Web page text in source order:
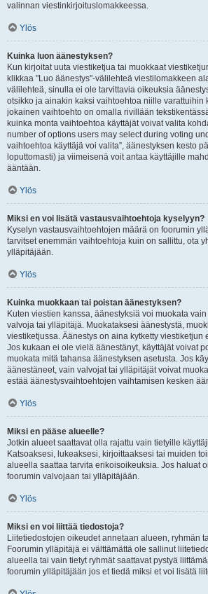
valinnan viestinkirjoituslomakkeessa.
Ylös
Kuinka luon äänestyksen?
Kun kirjoitat uuta viestiketjua tai muokkaat
klikkaa "Luo äänestys"-välilehteä viestilomakkeen
välilehteä, sinulla ei ole tarvittavia oikeuksia
otsikko ja ainakin kaksi vaihtoehtoa niille varattuihin
jokainen vaihtoehto on omalla rivillään
kuinka monta vaihtoehtoa käyttäjät voivat valita
number of options users may select during voting
vaihtoehtoa käyttäjä voi valita”, äänestyksen kesto
loputtomasti) ja viimeisenä voit antaa käyttäjille
ääntään.
Ylös
Miksi en voi lisätä vastausvaihtoehtoja kyselyyn?
Kyselyn vastausvaihtoehtojen määrä on foorumin
tarvitset enemmän vaihtoehtoja kuin on sallittu, ota
ylläpitäjään.
Ylös
Kuinka muokkaan tai poistan äänestyksen?
Kuten viestien kanssa, äänestyksiä voi muokata
valvoja tai ylläpitäjä. Muokataksesi äänestystä,
viestiketjussa. Äänestys on aina kytketty viestiketjun
Jos kukaan ei ole vielä äänestänyt, käyttäjät voivat
muokata mitä tahansa äänestyksen asetusta. Jos
äänestäneet, vain valvojat tai ylläpitäjät voivat
estää äänestysvaihtoehtojen vaihtamisen kesken
Ylös
Miksi en pääse alueelle?
Jotkin alueet saattavat olla rajattu vain tietyille
Katsoaksesi, lukeaksesi, kirjoittaaksesi tai muiden
alueella saattaa tarvita erikoisoikeuksia. Jos haluat
foorumin valvojaan tai ylläpitäjään.
Ylös
Miksi en voi liittää tiedostoja?
Liitetiedostojen oikeudet annetaan alueen, ryhmän
Foorumin ylläpitäjä ei välttämättä ole sallinut
alueella tai vain tietyt ryhmät saattavat pystyä
foorumin ylläpitäjään jos et tiedä miksi et voi lisätä